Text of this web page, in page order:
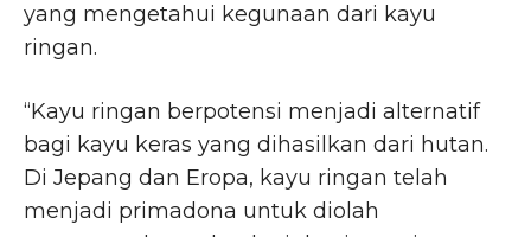
yang mengetahui kegunaan dari kayu
ringan.
“Kayu ringan berpotensi menjadi alternatif
bagi kayu keras yang dihasilkan dari hutan.
Di Jepang dan Eropa, kayu ringan telah
menjadi primadona untuk diolah